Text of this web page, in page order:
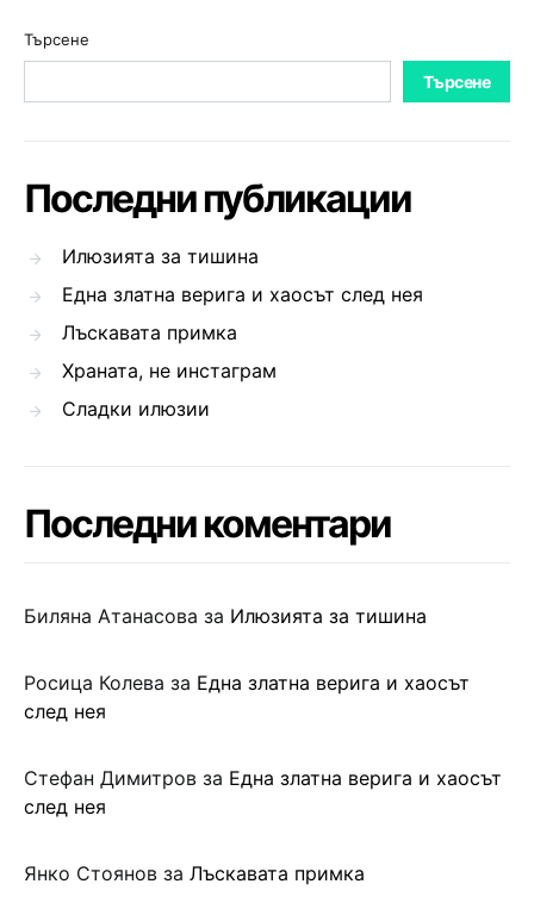
Търсене
Търсене
Последни публикации
Илюзията за тишина
Една златна верига и хаосът след нея
Лъскавата примка
Храната, не инстаграм
Сладки илюзии
Последни коментари
Биляна Атанасова за Илюзията за тишина
Росица Колева за Една златна верига и хаосът
след нея
Стефан Димитров за Една златна верига и хаосът
след нея
Янко Стоянов за Лъскавата примка